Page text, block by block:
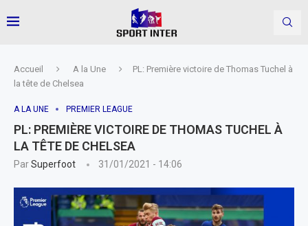
Accueil A la Une
PL: Première victoire de Thomas Tuchel à
la tête de Chelsea
A LA UNE PREMIER LEAGUE
PL: PREMIÈRE VICTOIRE DE THOMAS TUCHEL À
LA TÊTE DE CHELSEA
ParSuperfoot 31/01/2021 - 14:06